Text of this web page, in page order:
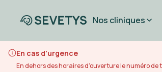
Nos cliniques
En cas d'urgence
En dehors des horaires d’ouverture le numéro